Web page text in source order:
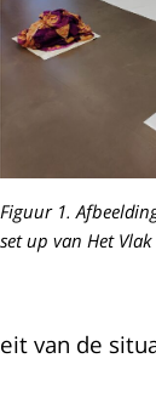
Figuur 1.
set up van Het Vlak
van de